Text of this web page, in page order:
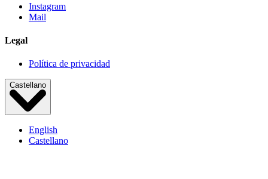
Instagram
Mail
Legal
Política de privacidad
Castellano
English
Castellano